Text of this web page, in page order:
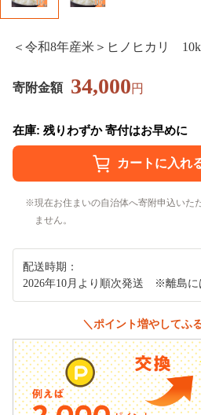
＜令和8年産米＞ヒノヒカリ
寄附金額 34,000円
在庫: 残りわずか 寄付はお早めに
現在お住まいの自治体へ寄附申込いた
ません。
配送時期：
2026年10月より順次発送 ※離島に
＼ポイント増やしてふ